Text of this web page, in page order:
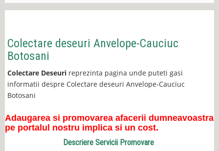
Colectare deseuri Anvelope-Cauciuc
Botosani
Colectare Deseuri reprezinta pagina unde puteti gasi
informatii despre Colectare deseuri Anvelope-Cauciuc
Botosani
Adaugarea si promovarea afacerii dumneavoastra
pe portalul nostru implica si un cost.
Descriere Servicii Promovare